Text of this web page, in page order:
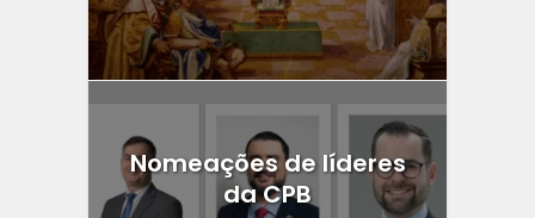
Nomeações de líderes
da CPB